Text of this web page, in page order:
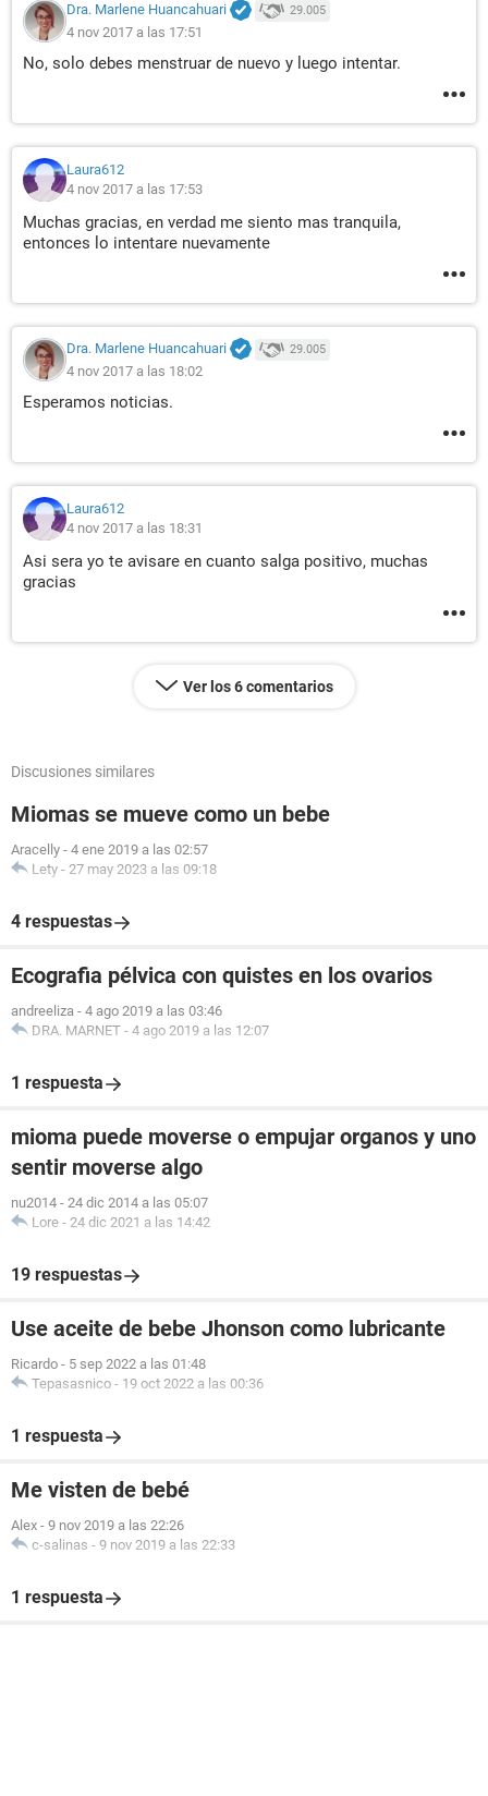
Dra. Marlene Huancahuari 29.005
4 nov 2017 a las 17:51
No, solo debes menstruar de nuevo y luego intentar.
Laura612
4 nov 2017 a las 17:53
Muchas gracias, en verdad me siento mas tranquila,
entonces lo intentare nuevamente
Dra. Marlene Huancahuari 29.005
4 nov 2017 a las 18:02
Esperamos noticias.
Laura612
4 nov 2017 a las 18:31
Asi sera yo te avisare en cuanto salga positivo, muchas
gracias
Ver los 6 comentarios
Discusiones similares
Miomas se mueve como un bebe
Aracelly - 4 ene 2019 a las 02:57
Lety - 27 may 2023 a las 09:18
4 respuestas
Ecografia pélvica con quistes en los ovarios
andreeliza - 4 ago 2019 a las 03:46
DRA. MARNET - 4 ago 2019 a las 12:07
1 respuesta
mioma puede moverse o empujar organos y uno
sentir moverse algo
nu2014 - 24 dic 2014 a las 05:07
Lore - 24 dic 2021 a las 14:42
19 respuestas
Use aceite de bebe Jhonson como lubricante
Ricardo - 5 sep 2022 a las 01:48
Tepasasnico - 19 oct 2022 a las 00:36
1 respuesta
Me visten de bebé
Alex - 9 nov 2019 a las 22:26
c-salinas - 9 nov 2019 a las 22:33
1 respuesta